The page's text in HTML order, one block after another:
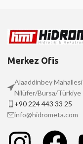
Merkez Ofis
Alaaddinbey
Nilüfer/Bursa/Türkiye
+90 224 443 33 25
info@hidrometa.com